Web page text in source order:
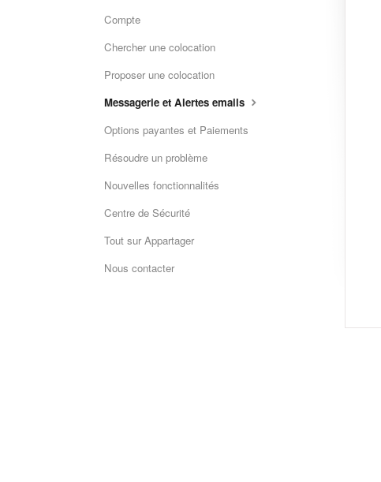
Compte
Chercher une colocation
Proposer une colocation
Messagerie et Alertes emails
Options payantes et Paiements
Résoudre un problème
Nouvelles fonctionnalités
Centre de Sécurité
Tout sur Appartager
Nous contacter